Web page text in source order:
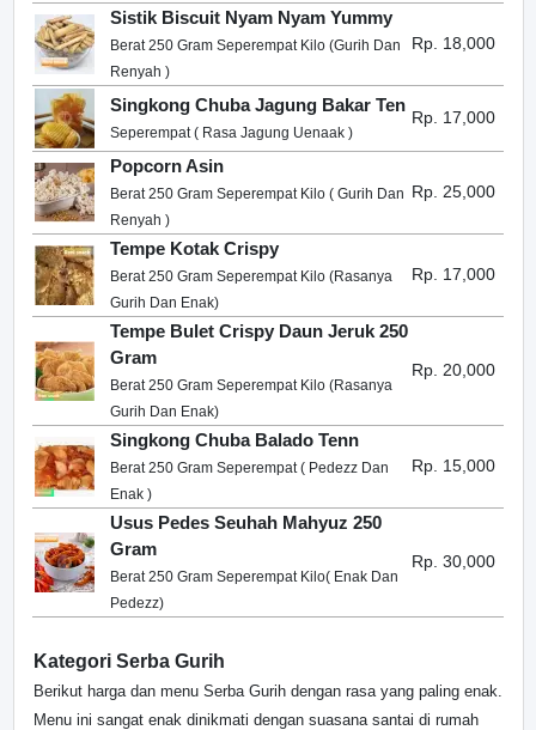
Sistik Biscuit Nyam Nyam Yummy
Berat 250 Gram Seperempat Kilo (Gurih Dan
Renyah )
Rp. 18,000
Singkong Chuba Jagung Bakar Ten
Seperempat ( Rasa Jagung Uenaak )
Rp. 17,000
Popcorn Asin
Berat 250 Gram Seperempat Kilo ( Gurih Dan
Renyah )
Rp. 25,000
Tempe Kotak Crispy
Berat 250 Gram Seperempat Kilo (Rasanya
Gurih Dan Enak)
Rp. 17,000
Tempe Bulet Crispy Daun Jeruk 250
Gram
Berat 250 Gram Seperempat Kilo (Rasanya
Gurih Dan Enak)
Rp. 20,000
Singkong Chuba Balado Tenn
Berat 250 Gram Seperempat ( Pedezz Dan
Enak )
Rp. 15,000
Usus Pedes Seuhah Mahyuz 250
Gram
Berat 250 Gram Seperempat Kilo( Enak Dan
Pedezz)
Rp. 30,000
Kategori Serba Gurih
Berikut harga dan menu Serba Gurih dengan rasa yang paling enak.
Menu ini sangat enak dinikmati dengan suasana santai di rumah